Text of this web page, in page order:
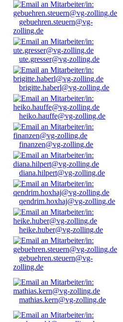
gebuehren.steuern@vg-
zolling.de
ute.gresser@vg-zolling.de
brigitte.haberl@vg-zolling.de
heiko.hauffe@vg-zolling.de
finanzen@vg-zolling.de
diana.hilpert@vg-zolling.de
qendrim.hoxhaj@vg-zolling.de
heike.huber@vg-zolling.de
gebuehren.steuern@vg-
zolling.de
mathias.kern@vg-zolling.de